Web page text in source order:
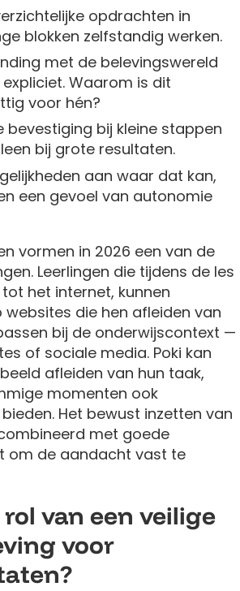
opdrachten in
blokken zelfstandig werken.
met de belevingswereld
Waarom is dit
voor hén?
bevestiging bij kleine stappen
bij grote resultaten.
aan waar dat kan,
een gevoel van autonomie
vormen in 2026 een van de
Leerlingen die tijdens de les
het internet, kunnen
die hen afleiden van
bij de onderwijscontext —
of sociale media. Poki kan
afleiden van hun taak,
momenten ook
Het bewust inzetten van
met goede
om de aandacht vast te
van een veilige
voor